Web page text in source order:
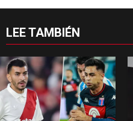
LEE TAMBIÉN